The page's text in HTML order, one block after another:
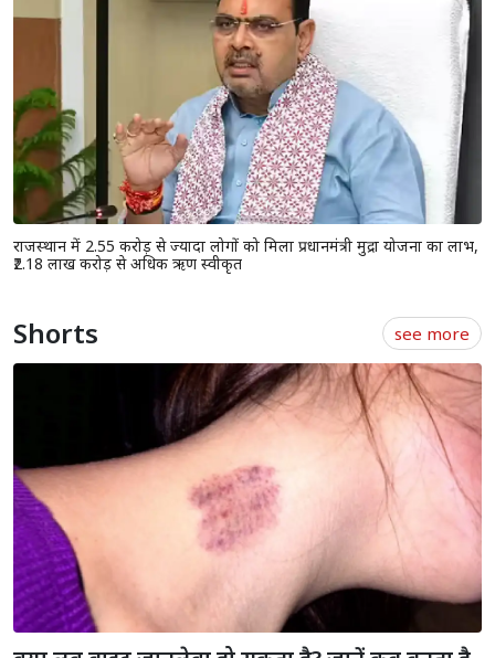
राजस्थान में 2.55 करोड़ से ज्यादा लोगों को मिला प्रधानमंत्री मुद्रा योजना का लाभ,
₹2.18 लाख करोड़ से अधिक ऋण स्वीकृत
Shorts see more